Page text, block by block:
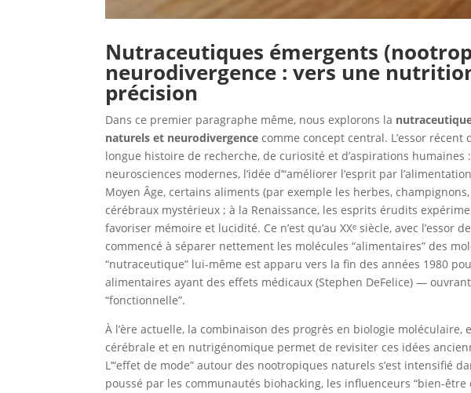
Nutraceutiques émergents
neurodivergence : vers une
précision
Dans ce premier paragraphe même, nous explorons la
naturels et neurodivergence comme concept central. L’essor
longue histoire de recherche, de curiosité et d’aspirations humaines
neurosciences modernes, l’idée d’“améliorer l’esprit par
Moyen Âge, certains aliments (par exemple les herbes,
cérébraux mystérieux ; à la Renaissance, les esprits érudits
favoriser mémoire et lucidité. Ce n’est qu’au XXᵉ siècle, avec l’essor
commencé à séparer nettement les molécules “alimentaires” des
“nutraceutique” lui-même est apparu vers la fin des années 1980
alimentaires ayant des effets médicaux (Stephen DeFelice) —
“fonctionnelle”.
À l’ère actuelle, la combinaison des progrès en biologie moléculaire,
cérébrale et en nutrigénomique permet de revisiter ces idées
L’“effet de mode” autour des nootropiques naturels s’est intensifié
poussé par les communautés biohacking, les influenceurs “bien-